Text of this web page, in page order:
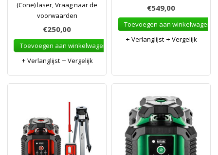
(Cone) laser, Vraag naar de
voorwaarden
€250,00
Toevoegen aan winkelwagen
Verlanglijst
Vergelijk
€549,00
Toevoegen aan winkelwagen
Verlanglijst
Vergelijk